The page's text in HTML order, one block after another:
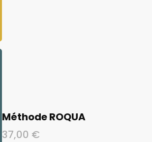
Méthode ROQUA
37,00 €